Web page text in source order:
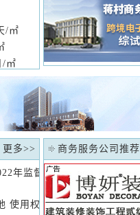
/㎡
/㎡
更多>>
年监督议题建议的公告
使用权挂牌出让公告
商务服务公司推荐